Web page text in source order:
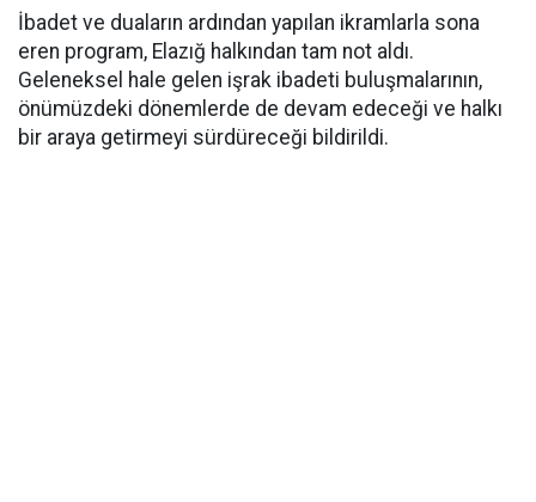
İbadet ve duaların ardından yapılan ikramlarla sona
eren program, Elazığ halkından tam not aldı.
Geleneksel hale gelen işrak ibadeti buluşmalarının,
önümüzdeki dönemlerde de devam edeceği ve halkı
bir araya getirmeyi sürdüreceği bildirildi.